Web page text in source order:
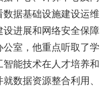
据基础设施建设运维
进展和网络安全保障
室，他重点听取了学
能技术在人才培养和
数据资源整合利用、